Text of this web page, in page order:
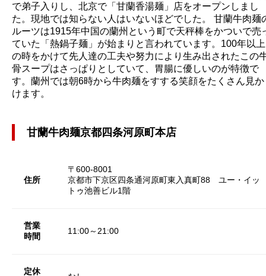
で弟子入りし、北京で「甘蘭香湯麺」店をオープンしまし
た。現地では知らない人はいないほどでした。 甘蘭牛肉麺
ルーツは1915年中国の蘭州という町で天秤棒をかついで売
ていた「熱鍋子麺」が始まりと言われています。100年以上
の時をかけて先人達の工夫や努力により生み出されたこの
骨スープはさっぱりとしていて、胃腸に優しいのが特徴で
す。蘭州では朝6時から牛肉麺をすする笑顔をたくさん見か
けます。
甘蘭牛肉麺京都四条河原町本店
住所
〒600-8001
京都市下京区四条通河原町東入真町88 ユー・イッ
トゥ池善ビル1階
営業
時間
11:00～21:00
定休